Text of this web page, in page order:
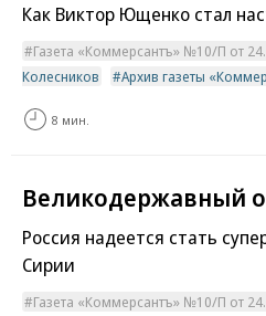
Как Виктор Ющенко стал
Газета «Коммерсантъ» №10/П от
Колесников
Архив газеты
8 мин.
Великодержавный
Россия надеется стать
Сирии
Газета «Коммерсантъ» №10/П от